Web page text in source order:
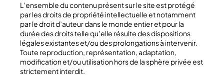
L’ensemble du contenu présent sur le site est protégé
par les droits de propriété intellectuelle et notamment
par le droit d’auteur dans le monde entier et pour la
durée des droits telle qu’elle résulte des dispositions
légales existantes et/ou des prolongations à intervenir.
Toute reproduction, représentation, adaptation,
modification et/ou utilisation hors de la sphère privée est
strictement interdit.